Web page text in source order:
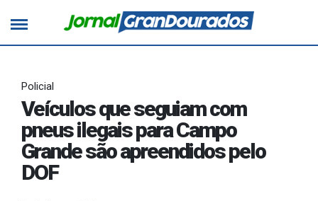
Policial
Veículos que seguiam com
pneus ilegais para Campo
Grande são apreendidos pelo
DOF